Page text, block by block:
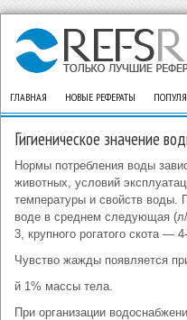
ГЛАВНАЯ НОВЫЕ РЕФЕРАТЫ
Гигиеническое значение
Нормы потребления воды
животных, условий
температуры и свойств воды.
воде в среднем следующая
3, крупного рогатого скота
Чувство жажды появляется
й 1% массы тела.
При организации